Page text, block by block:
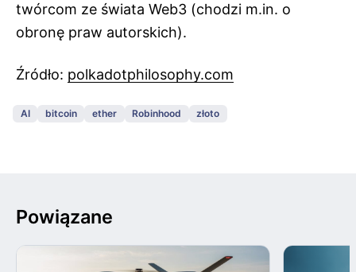
twórcom ze świata Web3 (chodzi m.in. o
obronę praw autorskich).
Źródło: polkadotphilosophy.com
AI bitcoin ether Robinhood złoto
Powiązane